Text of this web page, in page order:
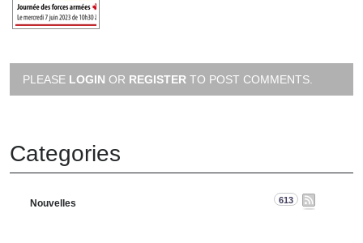
PLEASE LOGIN OR REGISTER TO POST COMMENTS.
Categories
Nouvelles 613